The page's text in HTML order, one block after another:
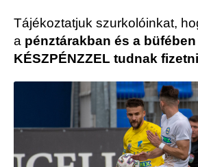
Tájékoztatjuk szurkolóinkat,
a pénztárakban és a
KÉSZPÉNZZEL tudnak